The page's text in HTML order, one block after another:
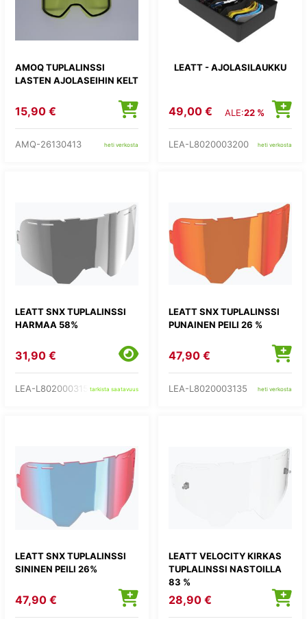
AMOQ TUPLALINSSI
LASTEN AJOLASEIHIN KELT
15,90 €
AMQ-26130413 heti verkosta
LEATT - AJOLASILAUKKU
49,00 € ALE:22 %
LEA-L8020003200 heti verkosta
LEATT SNX TUPLALINSSI
HARMAA 58%
31,90 €
LEA-L8020003150tarkista saatavuus
LEATT SNX TUPLALINSSI
PUNAINEN PEILI 26 %
47,90 €
LEA-L8020003135 heti verkosta
LEATT SNX TUPLALINSSI
SININEN PEILI 26%
47,90 €
LEATT VELOCITY KIRKAS
TUPLALINSSI NASTOILLA
83 %
28,90 €